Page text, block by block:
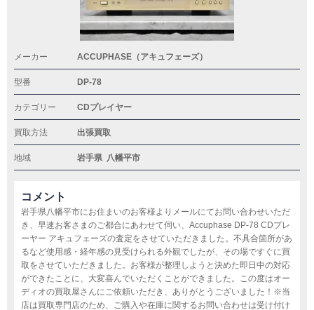
メーカー ACCUPHASE（アキュフェーズ）
型番 DP-78
カテゴリー CDプレイヤー
買取方法 出張買取
地域 岩手県 八幡平市
コメント
岩手県八幡平市にお住まいのお客様よりメールにてお問い合わせいただ
き、早速お客さまのご都合にあわせて伺い、Accuphase DP-78 CDプレ
ーヤー アキュフェーズの査定をさせていただきました。不具合箇所があ
るなど使用感・経年感の見受けられる外観でしたが、その場ですぐに買
取をさせていただきました。お客様が整理しようと決めた即日中の対応
ができたことに、大変喜んでいただくことができました。この度はオー
ディオの買取屋さんにご依頼いただき、ありがとうございました！※当
店は買取専門店のため、ご購入や在庫に関するお問い合わせは受け付け